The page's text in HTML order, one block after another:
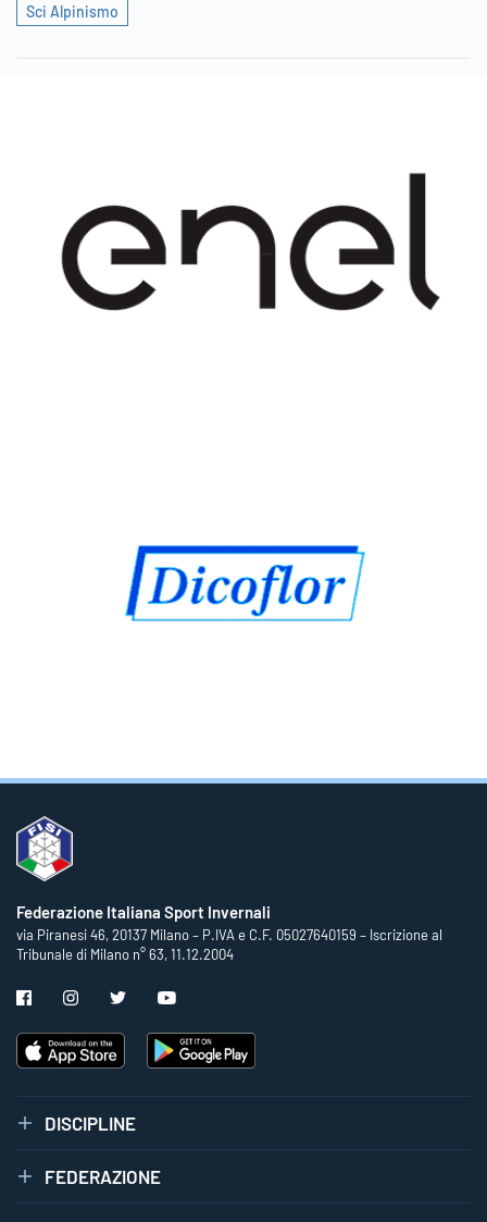
Sci Alpinismo
Federazione Italiana Sport Invernali
via Piranesi 46, 20137 Milano – P.IVA e C.F. 05027640159 – Iscrizione al
Tribunale di Milano n° 63, 11.12.2004
DISCIPLINE
FEDERAZIONE